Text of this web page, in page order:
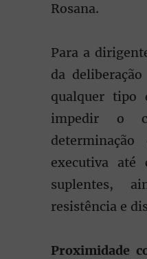
Rosana.
Para a
da
qualquer tipo
impedir o
executiva até
suplentes,
resistência e
Proximidade